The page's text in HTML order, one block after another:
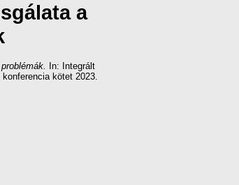
a
In: Integrált
kötet 2023.